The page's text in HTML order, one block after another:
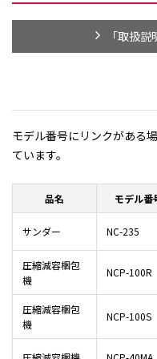
「取扱
モデル番号にリンクがある
ています。
品名 モデル番
サンダー NC-235
圧縮減容梱包
機
NCP-100R
圧縮減容梱包
機
NCP-100S